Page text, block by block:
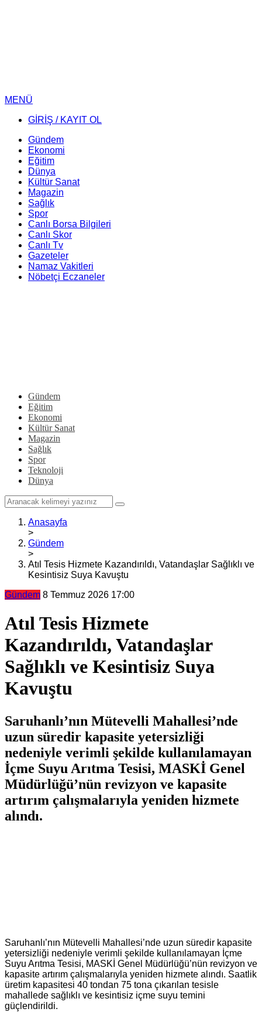
MENÜ
GİRİŞ / KAYIT OL
Gündem
Ekonomi
Eğitim
Dünya
Kültür Sanat
Magazin
Sağlık
Spor
Canlı Borsa Bilgileri
Canlı Skor
Canlı Tv
Gazeteler
Namaz Vakitleri
Nöbetçi Eczaneler
Gündem
Eğitim
Ekonomi
Kültür Sanat
Magazin
Sağlık
Spor
Teknoloji
Dünya
Anasayfa
>
Gündem
>
Atıl Tesis Hizmete Kazandırıldı, Vatandaşlar Sağlıklı ve
Kesintisiz Suya Kavuştu
Gündem 8 Temmuz 2026 17:00
Atıl Tesis Hizmete
Kazandırıldı, Vatandaşlar
Sağlıklı ve Kesintisiz Suya
Kavuştu
Saruhanlı’nın Mütevelli Mahallesi’nde
uzun süredir kapasite yetersizliği
nedeniyle verimli şekilde kullanılamayan
İçme Suyu Arıtma Tesisi, MASKİ Genel
Müdürlüğü’nün revizyon ve kapasite
artırım çalışmalarıyla yeniden hizmete
alındı.
Saruhanlı’nın Mütevelli Mahallesi’nde uzun süredir kapasite
yetersizliği nedeniyle verimli şekilde kullanılamayan İçme
Suyu Arıtma Tesisi, MASKİ Genel Müdürlüğü’nün revizyon ve
kapasite artırım çalışmalarıyla yeniden hizmete alındı. Saatlik
üretim kapasitesi 40 tondan 75 tona çıkarılan tesisle
mahallede sağlıklı ve kesintisiz içme suyu temini
güçlendirildi.